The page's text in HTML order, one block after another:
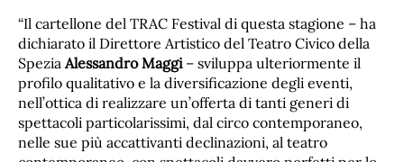
“Il cartellone del TRAC Festival di questa stagione – ha
dichiarato il Direttore Artistico del Teatro Civico della
Spezia Alessandro Maggi– sviluppa ulteriormente il
profilo qualitativo e la diversificazione degli eventi,
nell’ottica di realizzare un’offerta di tanti generi di
spettacoli particolarissimi, dal circo contemporaneo,
nelle sue più accattivanti declinazioni, al teatro